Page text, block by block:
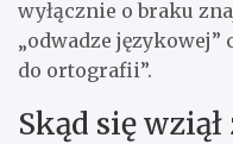
wyłącznie o braku
„odwadze językowej”
do ortografii”.
Skąd się